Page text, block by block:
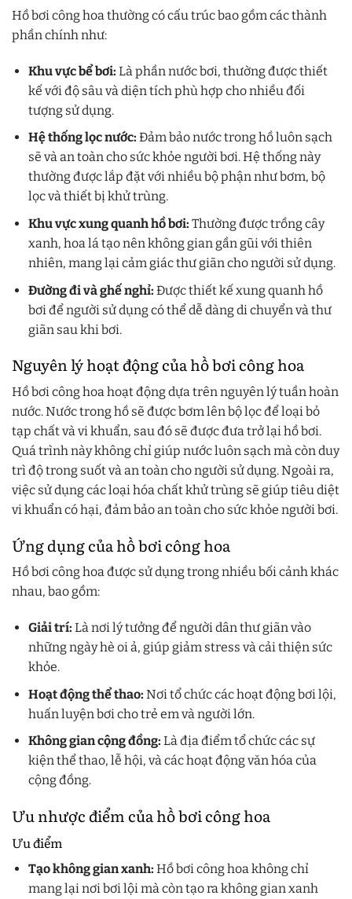
Hồ bơi công hoa thường có cấu trúc bao gồm các thành
phần chính như:
Khu vực bể bơi: Là phần nước bơi, thường được thiết
kế với độ sâu và diện tích phù hợp cho nhiều đối
tượng sử dụng.
Hệ thống lọc nước: Đảm bảo nước trong hồ luôn sạch
sẽ và an toàn cho sức khỏe người bơi. Hệ thống này
thường được lắp đặt với nhiều bộ phận như bơm, bộ
lọc và thiết bị khử trùng.
Khu vực xung quanh hồ bơi: Thường được trồng cây
xanh, hoa lá tạo nên không gian gần gũi với thiên
nhiên, mang lại cảm giác thư giãn cho người sử dụng.
Đường đi và ghế nghỉ: Được thiết kế xung quanh hồ
bơi để người sử dụng có thể dễ dàng di chuyển và thư
giãn sau khi bơi.
Nguyên lý hoạt động của hồ bơi công hoa
Hồ bơi công hoa hoạt động dựa trên nguyên lý tuần hoàn
nước. Nước trong hồ sẽ được bơm lên bộ lọc để loại bỏ
tạp chất và vi khuẩn, sau đó sẽ được đưa trở lại hồ bơi.
Quá trình này không chỉ giúp nước luôn sạch mà còn duy
trì độ trong suốt và an toàn cho người sử dụng. Ngoài ra,
việc sử dụng các loại hóa chất khử trùng sẽ giúp tiêu diệt
vi khuẩn có hại, đảm bảo an toàn cho sức khỏe người bơi.
Ứng dụng của hồ bơi công hoa
Hồ bơi công hoa được sử dụng trong nhiều bối cảnh khác
nhau, bao gồm:
Giải trí: Là nơi lý tưởng để người dân thư giãn vào
những ngày hè oi ả, giúp giảm stress và cải thiện sức
khỏe.
Hoạt động thể thao: Nơi tổ chức các hoạt động bơi lội,
huấn luyện bơi cho trẻ em và người lớn.
Không gian cộng đồng: Là địa điểm tổ chức các sự
kiện thể thao, lễ hội, và các hoạt động văn hóa của
cộng đồng.
Ưu nhược điểm của hồ bơi công hoa
Ưu điểm
Tạo không gian xanh: Hồ bơi công hoa không chỉ
mang lại nơi bơi lội mà còn tạo ra không gian xanh